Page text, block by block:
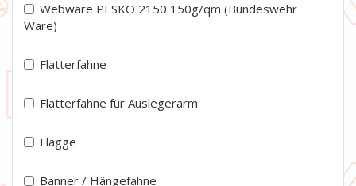
Webware PESKO 2150 150g/qm (Bundeswehr
Ware)
Flatterfahne
Flatterfahne für Auslegerarm
Flagge
Banner / Hängefahne